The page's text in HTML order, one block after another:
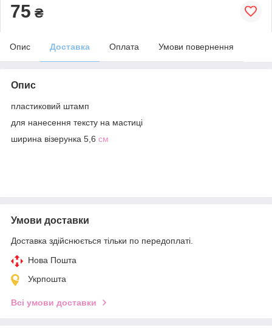
75 ₴
Опис Доставка Оплата Умови повернення
Опис
пластиковий штамп
для нанесення тексту на мастиці
ширина візерунка 5,6 см
Умови доставки
Доставка здійснюється тільки по передоплаті.
Нова Пошта
Укрпошта
Всі умови доставки